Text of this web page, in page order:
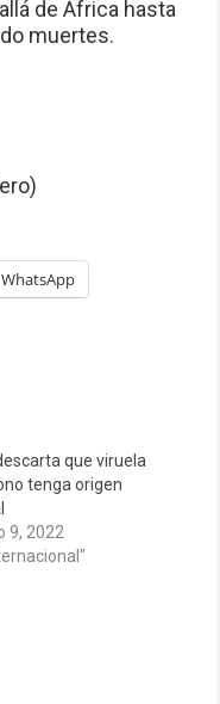
de África hasta
muertes.
WhatsApp
que viruela
tenga origen
9, 2022